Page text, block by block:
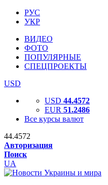
РУС
УКР
ВИДЕО
ФОТО
ПОПУЛЯРНЫЕ
СПЕЦПРОЕКТЫ
USD
USD 44.4572
EUR 51.2486
Все курсы валют
44.4572
Авторизация
Поиск
UA